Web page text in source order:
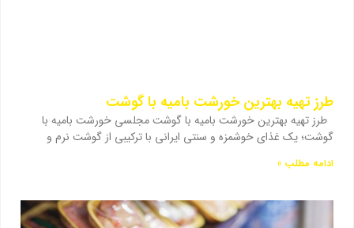
طرز تهیه بهترین خورشت بامیه با گوشت
طرز تهیه بهترین خورشت بامیه با گوشت مجلسی خورشت بامیه با
گوشت؛ یک غذای خوشمزه و سنتی ایرانی با ترکیبی از گوشت نرم و
ادامه مطلب »